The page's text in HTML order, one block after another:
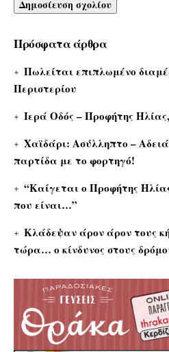
Πρόσφατα άρθρα
Πωλείται επιπλωμένο
Περιστερίου
Ιερά Οδός – Προφήτης
Χαϊδάρι: Ασύλληπτο –
παρτίδα με το φορτηγό!
“Καίγεται ο Προφήτης
που είναι…”
Κλάδεψαν άρον άρον τους
τώρα… ο κίνδυνος στους